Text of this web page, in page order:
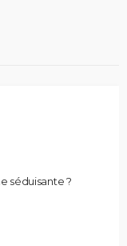
séduisante ?